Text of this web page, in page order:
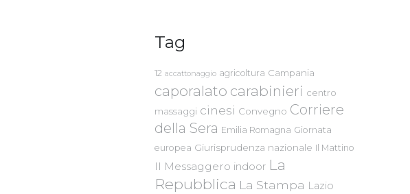
Tag
12 accattonaggio agricoltura Campania
caporalato carabinieri centro
massaggi cinesi Convegno Corriere
della Sera Emilia Romagna Giornata
europea Giurisprudenza nazionale Il Mattino
Il Messaggero indoor La
Repubblica La Stampa Lazio